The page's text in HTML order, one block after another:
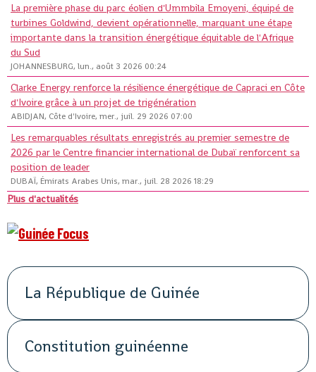
La première phase du parc éolien d'Ummbila Emoyeni, équipé de
turbines Goldwind, devient opérationnelle, marquant une étape
importante dans la transition énergétique équitable de l'Afrique
du Sud
JOHANNESBURG, lun., août 3 2026 00:24
Clarke Energy renforce la résilience énergétique de Capraci en Côte
d'Ivoire grâce à un projet de trigénération
ABIDJAN, Côte d'Ivoire, mer., juil. 29 2026 07:00
Les remarquables résultats enregistrés au premier semestre de
2026 par le Centre financier international de Dubaï renforcent sa
position de leader
DUBAÏ, Émirats Arabes Unis, mar., juil. 28 2026 18:29
Plus d'actualités
La République de Guinée
Constitution guinéenne